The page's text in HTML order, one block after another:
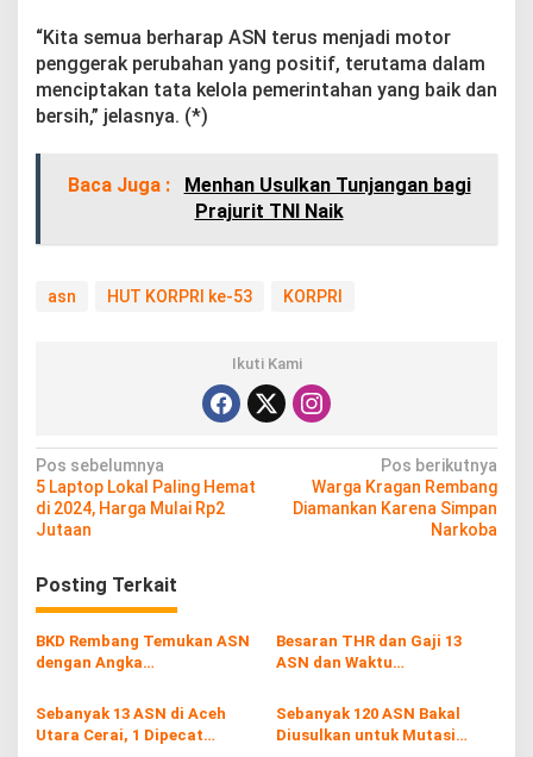
“Kita semua berharap ASN terus menjadi motor
penggerak perubahan yang positif, terutama dalam
menciptakan tata kelola pemerintahan yang baik dan
bersih,” jelasnya. (*)
Baca Juga :
Menhan Usulkan Tunjangan bagi
Prajurit TNI Naik
asn HUT KORPRI ke-53 KORPRI
Ikuti Kami
N
a
v
i
g
a
s
i
p
Pos sebelumnya
5 Laptop Lokal Paling Hemat
di 2024, Harga Mulai Rp2
Jutaan
Pos berikutnya
Warga Kragan Rembang
Diamankan Karena Simpan
Narkoba
Posting Terkait
BKD Rembang Temukan ASN
dengan Angka
Signifikan
Besaran THR dan Gaji 13
ASN dan Waktu
Sebanyak 13 ASN di Aceh
Utara Cerai, 1 Dipecat
Sebanyak 120 ASN Bakal
Diusulkan untuk Mutasi